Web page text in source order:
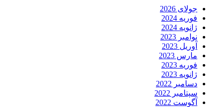
جولای 2026
فوریه 2024
ژانویه 2024
نوامبر 2023
آوریل 2023
مارس 2023
فوریه 2023
ژانویه 2023
دسامبر 2022
سپتامبر 2022
آگوست 2022